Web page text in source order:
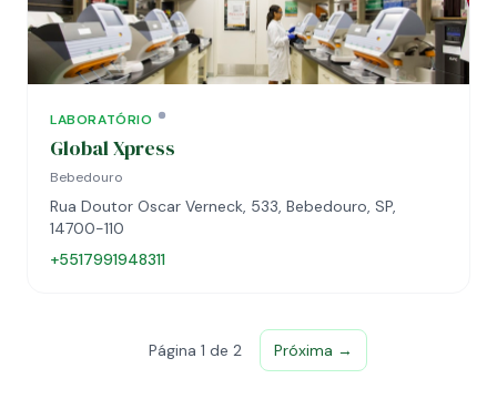
LABORATÓRIO
Global Xpress
Bebedouro
Rua Doutor Oscar Verneck, 533, Bebedouro, SP,
14700-110
+5517991948311
Página 1 de 2 Próxima →